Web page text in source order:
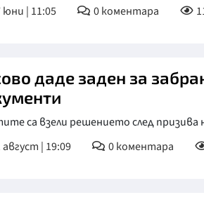
юни | 11:05
0коментара
даде заден за
са взели решението след призива
август | 19:09
0коментара